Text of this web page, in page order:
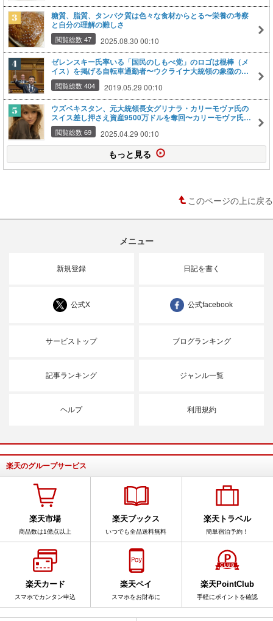
糖質、脂質、タンパク質は色々な食材からとる〜栄養の考察
と自分の理解の難しさ
閲覧総数 47 2025.08.30 00:10
ゼレンスキー氏率いる「国民のしもべ党」のロゴは棍棒（メ
イス）を掲げる自転車通勤者〜ウクライナ大統領の象徴の一
つ、メイスを片手に庶民のために尽くすことを前面にアピー
ル閲覧総数 404 2019.05.29 00:10
ウズベキスタン、元大統領長女グリナラ・カリーモヴァ氏の
スイス差し押さえ資産9500万ドルを奪回〜カリーモヴァ氏は
以前刑務所服役
閲覧総数 69 2025.04.29 00:10
もっと見る
このページの上に戻る
メニュー
新規登録 日記を書く
公式X 公式facebook
サービストップ ブログランキング
記事ランキング ジャンル一覧
ヘルプ 利用規約
楽天のグループサービス
楽天市場
商品数は1億点以上
楽天ブックス
いつでも全品送料無料
楽天トラベル
簡単宿泊予約！
楽天カード
スマホでカンタン申込
楽天ペイ
スマホをお財布に
楽天PointClub
手軽にポイントを確認